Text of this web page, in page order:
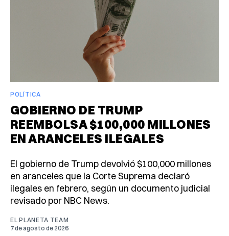
POLÍTICA
GOBIERNO DE TRUMP
REEMBOLSA $100,000 MILLONES
EN ARANCELES ILEGALES
El gobierno de Trump devolvió $100,000 millones
en aranceles que la Corte Suprema declaró
ilegales en febrero, según un documento judicial
revisado por NBC News.
EL PLANETA TEAM
7 de agosto de 2026